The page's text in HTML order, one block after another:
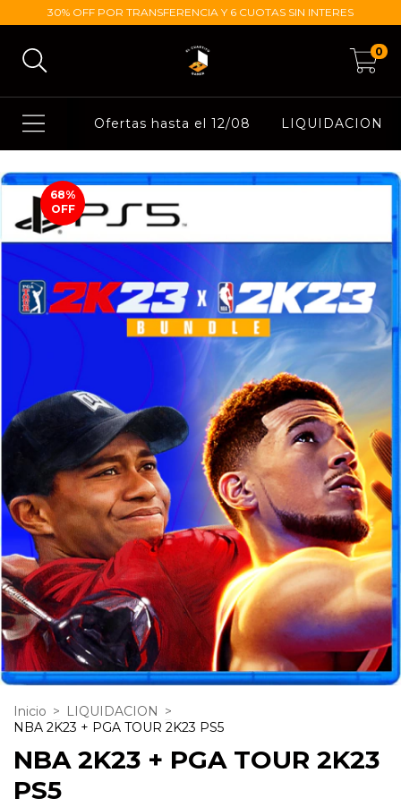
30% OFF POR TRANSFERENCIA Y 6 CUOTAS SIN INTERES
0
Ofertas hasta el 12/08 LIQUIDACION
68%
OFF
Inicio > LIQUIDACION
>
NBA 2K23 + PGA TOUR 2K23 PS5
NBA 2K23 + PGA TOUR 2K23
PS5